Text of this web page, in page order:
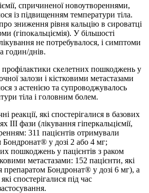
спричиненої новоутвореннями,
із підвищенням температури тіла.
зниження рівня кальцію в сироватці
(гіпокальціємія). У більшості
не потребувалося, і симптоми
годин/днів.
профілактики скелетних пошкоджень у
залози і кістковими метастазами
з астенією та супроводжувалось
тіла і головним болем.
реакції, які спостерігалися в базових
ІІІ фази (лікування гіперкальціємії,
311 пацієнтів отримували
Бондронат® у дозі 2 або 4 мг;
пошкоджень у пацієнтів з раком
метастазами: 152 пацієнти, які
препаратом Бондронат® у дозі 6 мг), а
спостерігалися під час